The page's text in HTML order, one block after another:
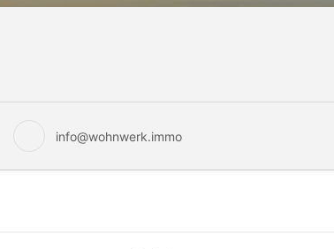
info@wohnwerk.immo